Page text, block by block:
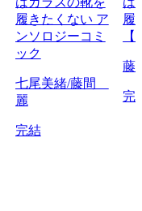
履きたくない ア
ンソロジーコミ
ック
七尾美緒/藤間
麗
完結
履
藤
完